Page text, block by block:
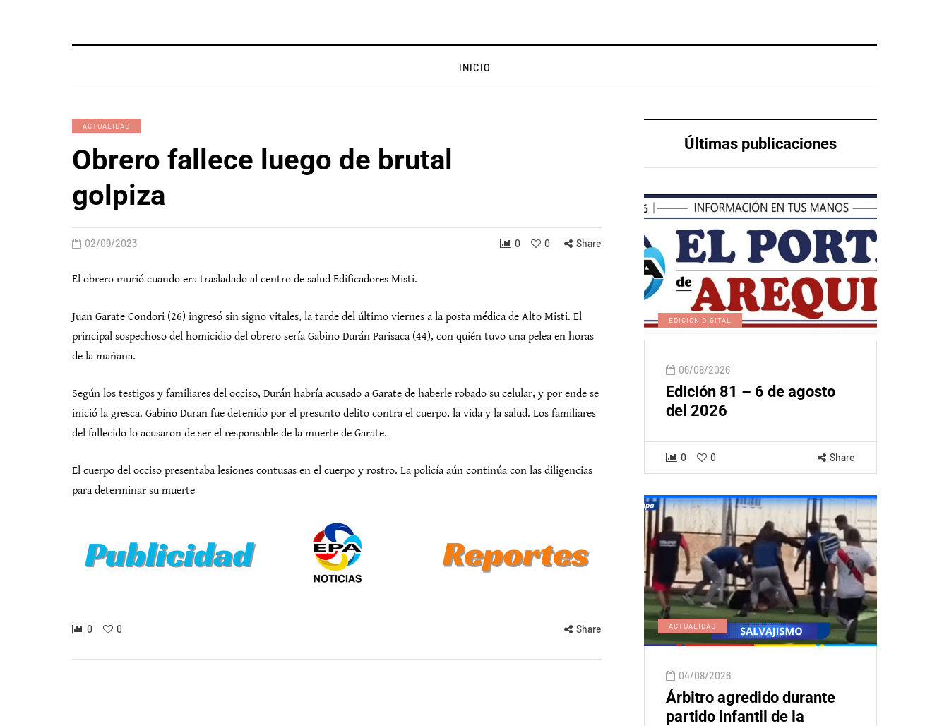
INICIO
ACTUALIDAD
Obrero fallece luego de brutal
golpiza
02/09/2023 0 0 Share
El obrero murió cuando era trasladado al centro de salud Edificadores Misti.
Juan Garate Condori (26) ingresó sin signo vitales, la tarde del último viernes a la posta médica de Alto Misti. El
principal sospechoso del homicidio del obrero sería Gabino Durán Parisaca (44), con quién tuvo una pelea en horas
de la mañana.
Según los testigos y familiares del occiso, Durán habría acusado a Garate de haberle robado su celular, y por ende se
inició la gresca. Gabino Duran fue detenido por el presunto delito contra el cuerpo, la vida y la salud. Los familiares
del fallecido lo acusaron de ser el responsable de la muerte de Garate.
El cuerpo del occiso presentaba lesiones contusas en el cuerpo y rostro. La policía aún continúa con las diligencias
para determinar su muerte
0 0 Share
Últimas publicaciones
EDICIÓN DIGITAL
06/08/2026
Edición 81 – 6 de agosto
del 2026
0 0 Share
ACTUALIDAD
04/08/2026
Árbitro agredido durante
partido infantil de la